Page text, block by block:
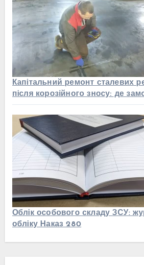
Капітальний ремонт сталевих
після корозійного зносу: де
Облік особового складу ЗСУ:
обліку Наказ 280